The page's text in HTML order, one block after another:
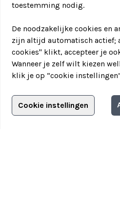
Filter jouw
Adverteren?
Adverteerdersopties
toestemming nodig.
De noodzakelijke cookies en
zijn altijd automatisch actief;
cookies" klikt, accepteer je
Wanneer je zelf wilt kiezen
klik je op “cookie
Cookie instellingen